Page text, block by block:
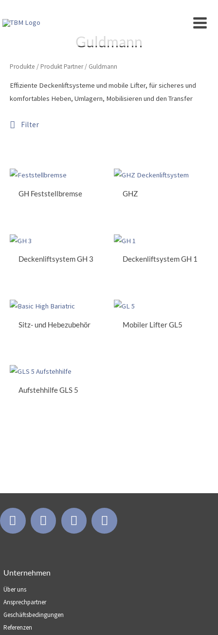
Inhalt
MAIN
Guldmann
Produkte / Produkt Partner / Guldmann
Effiziente Deckenliftsysteme und mobile Lifter, für sicheres und
komfortables Heben, Umlagern, Mobilisieren und den Transfer
Filter
GH Feststellbremse GHZ
Deckenliftsystem GH 3 Deckenliftsystem GH 1
Sitz- und Hebezubehör Mobiler Lifter GL5
Aufstehhilfe GLS 5
Unternehmen
Über uns
Ansprechpartner
Geschäftsbedingungen
Referenzen